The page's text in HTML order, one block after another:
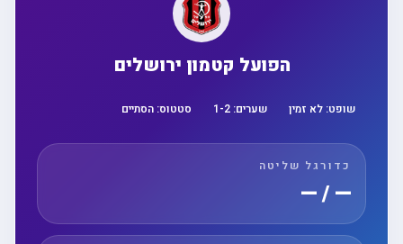
הפועל קטמון ירושלים
שופט:לא זמין שערים: 1 -2 סטטוס:הסתיים
כדורגל שליטה
— / —